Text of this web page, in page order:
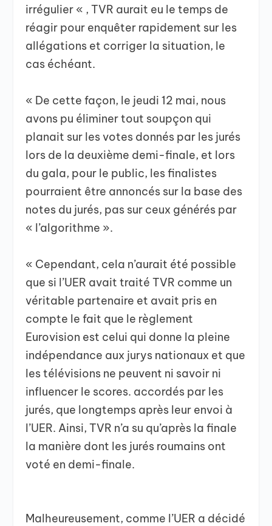
irrégulier « , TVR aurait eu le temps de
réagir pour enquêter rapidement sur les
allégations et corriger la situation, le
cas échéant.
« De cette façon, le jeudi 12 mai, nous
avons pu éliminer tout soupçon qui
planait sur les votes donnés par les jurés
lors de la deuxième demi-finale, et lors
du gala, pour le public, les finalistes
pourraient être annoncés sur la base des
notes du jurés, pas sur ceux générés par
« l’algorithme ».
« Cependant, cela n’aurait été possible
que si l’UER avait traité TVR comme un
véritable partenaire et avait pris en
compte le fait que le règlement
Eurovision est celui qui donne la pleine
indépendance aux jurys nationaux et que
les télévisions ne peuvent ni savoir ni
influencer le scores. accordés par les
jurés, que longtemps après leur envoi à
l’UER. Ainsi, TVR n’a su qu’après la finale
la manière dont les jurés roumains ont
voté en demi-finale.
Malheureusement, comme l’UER a décidé